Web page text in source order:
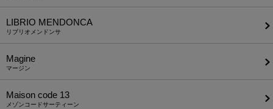
LIBRIO MENDONCA
リブリオメンドンサ
Magine
マージン
Maison code 13
メゾンコードサーティーン